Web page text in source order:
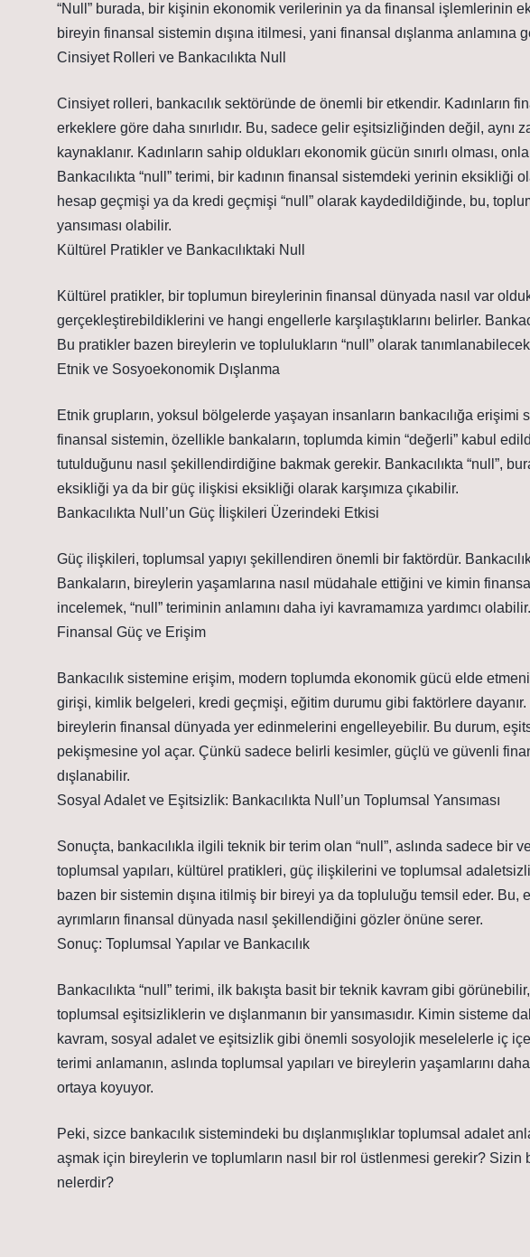
“Null” burada, bir kişinin ekonomik verilerinin ya da finansal işlemlerinin
bireyin finansal sistemin dışına itilmesi, yani finansal dışlanma anlamına
Cinsiyet Rolleri ve Bankacılıkta Null
Cinsiyet rolleri, bankacılık sektöründe de önemli bir etkendir. Kadınların
erkeklere göre daha sınırlıdır. Bu, sadece gelir eşitsizliğinden değil, aynı
kaynaklanır. Kadınların sahip oldukları ekonomik gücün sınırlı olması,
Bankacılıkta “null” terimi, bir kadının finansal sistemdeki yerinin eksikliği
hesap geçmişi ya da kredi geçmişi “null” olarak kaydedildiğinde, bu,
yansıması olabilir.
Kültürel Pratikler ve Bankacılıktaki Null
Kültürel pratikler, bir toplumun bireylerinin finansal dünyada nasıl var
gerçekleştirebildiklerini ve hangi engellerle karşılaştıklarını belirler.
Bu pratikler bazen bireylerin ve toplulukların “null” olarak
Etnik ve Sosyoekonomik Dışlanma
Etnik grupların, yoksul bölgelerde yaşayan insanların bankacılığa erişimi
finansal sistemin, özellikle bankaların, toplumda kimin “değerli” kabul
tutulduğunu nasıl şekillendirdiğine bakmak gerekir. Bankacılıkta “null”,
eksikliği ya da bir güç ilişkisi eksikliği olarak karşımıza çıkabilir.
Bankacılıkta Null’un Güç İlişkileri Üzerindeki Etkisi
Güç ilişkileri, toplumsal yapıyı şekillendiren önemli bir faktördür.
Bankaların, bireylerin yaşamlarına nasıl müdahale ettiğini ve kimin
incelemek, “null” teriminin anlamını daha iyi kavramamıza yardımcı olabilir.
Finansal Güç ve Erişim
Bankacılık sistemine erişim, modern toplumda ekonomik gücü elde
girişi, kimlik belgeleri, kredi geçmişi, eğitim durumu gibi faktörlere
bireylerin finansal dünyada yer edinmelerini engelleyebilir. Bu durum,
pekişmesine yol açar. Çünkü sadece belirli kesimler, güçlü ve güvenli
dışlanabilir.
Sosyal Adalet ve Eşitsizlik: Bankacılıkta Null’un Toplumsal Yansıması
Sonuçta, bankacılıkla ilgili teknik bir terim olan “null”, aslında sadece bir
toplumsal yapıları, kültürel pratikleri, güç ilişkilerini ve toplumsal
bazen bir sistemin dışına itilmiş bir bireyi ya da topluluğu temsil eder.
ayrımların finansal dünyada nasıl şekillendiğini gözler önüne serer.
Sonuç: Toplumsal Yapılar ve Bankacılık
Bankacılıkta “null” terimi, ilk bakışta basit bir teknik kavram gibi
toplumsal eşitsizliklerin ve dışlanmanın bir yansımasıdır. Kimin sisteme
kavram, sosyal adalet ve eşitsizlik gibi önemli sosyolojik meselelerle iç
terimi anlamanın, aslında toplumsal yapıları ve bireylerin yaşamlarını
ortaya koyuyor.
Peki, sizce bankacılık sistemindeki bu dışlanmışlıklar toplumsal adalet
aşmak için bireylerin ve toplumların nasıl bir rol üstlenmesi gerekir?
nelerdir?